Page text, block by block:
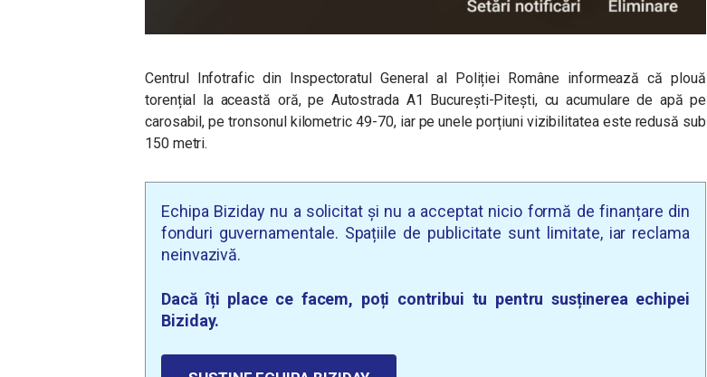
Centrul Infotrafic din Inspectoratul General al Poliției Române informează că plouă
torențial la această oră, pe Autostrada A1 București-Pitești, cu acumulare de apă pe
carosabil, pe tronsonul kilometric 49-70, iar pe unele porțiuni vizibilitatea este redusă sub
150 metri.
Echipa Biziday nu a solicitat și nu a acceptat nicio formă de finanțare din
fonduri guvernamentale. Spațiile de publicitate sunt limitate, iar reclama
neinvazivă.
Dacă îți place ce facem, poți contribui tu pentru susținerea echipei
Biziday.